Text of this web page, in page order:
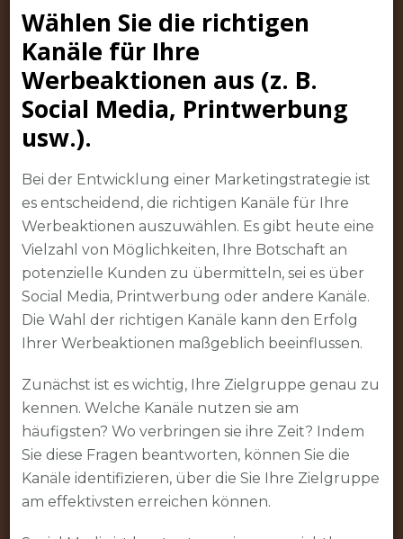
Wählen Sie die richtigen
Kanäle für Ihre
Werbeaktionen aus (z. B.
Social Media, Printwerbung
usw.).
Bei der Entwicklung einer Marketingstrategie ist
es entscheidend, die richtigen Kanäle für Ihre
Werbeaktionen auszuwählen. Es gibt heute eine
Vielzahl von Möglichkeiten, Ihre Botschaft an
potenzielle Kunden zu übermitteln, sei es über
Social Media, Printwerbung oder andere Kanäle.
Die Wahl der richtigen Kanäle kann den Erfolg
Ihrer Werbeaktionen maßgeblich beeinflussen.
Zunächst ist es wichtig, Ihre Zielgruppe genau zu
kennen. Welche Kanäle nutzen sie am
häufigsten? Wo verbringen sie ihre Zeit? Indem
Sie diese Fragen beantworten, können Sie die
Kanäle identifizieren, über die Sie Ihre Zielgruppe
am effektivsten erreichen können.